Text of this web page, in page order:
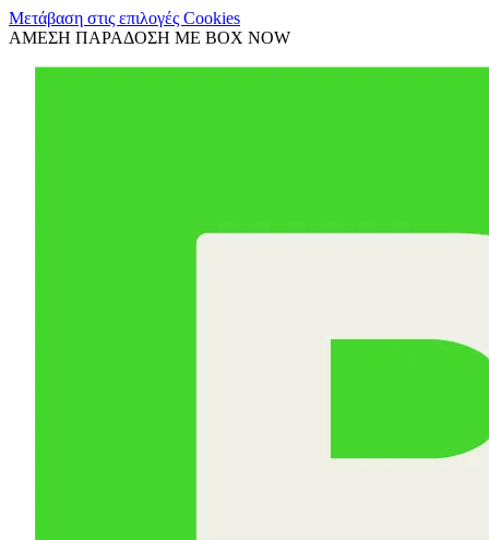
Μετάβαση στις επιλογές Cookies
ΑΜΕΣΗ ΠΑΡΑΔΟΣΗ ΜΕ BOX NOW